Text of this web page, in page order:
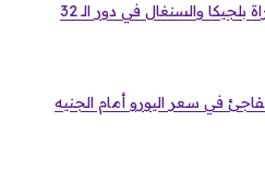
قائمة القنوات الناقلة لمباراة بلجيكا والسنغال في دور الـ 32
في سعر اليورو أمام الجنيه